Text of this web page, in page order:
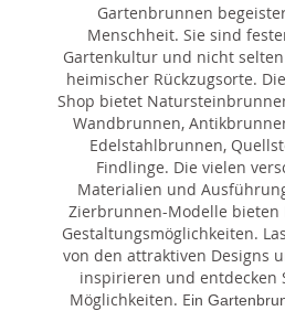
Gartenbrunnen
Menschheit. Sie sind
Gartenkultur und nicht
heimischer Rückzugsorte.
Shop bietet
Wandbrunnen,
Edelstahlbrunnen,
Findlinge. Die vielen
Materialien und
Zierbrunnen-Modelle bieten
Gestaltungsmöglichkeiten.
von den attraktiven Designs
inspirieren und entdecken
Möglichkeiten. Ein